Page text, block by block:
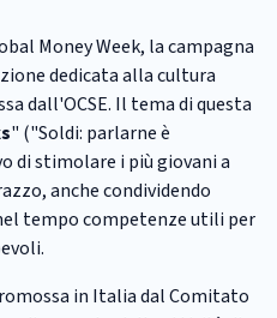
Money Week, la campagna
dedicata alla cultura
dall'OCSE. Il tema di questa
" ("Soldi: parlarne è
di stimolare i più giovani a
anche condividendo
tempo competenze utili per
in Italia dal Comitato